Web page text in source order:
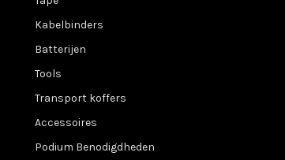
Kabelbinders
Batterijen
Tools
Transport koffers
Accessoires
Podium Benodigdheden